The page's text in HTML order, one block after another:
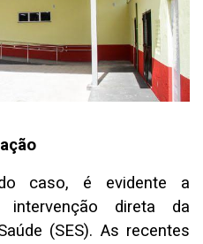
caso, é evidente a
direta da
(SES). As recentes